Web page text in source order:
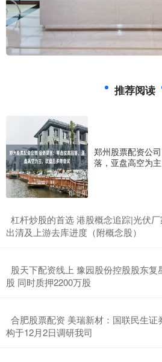
推荐阅读
郑州股票配资公
落，亚盘高空为
杠杆炒股的首选 港股概念追踪|光伏
出清及上游去库进度（附概念股）
股天下配资线上 豫园股份控股股东
股 同时质押2200万股
合肥股票配资 美瑞新材：国联民生
构于12月2日调研我司